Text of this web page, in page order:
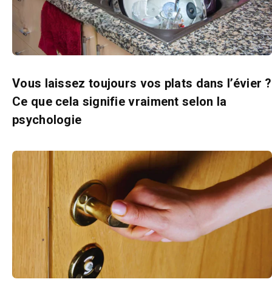
Vous laissez toujours vos plats dans l’évier ?
Ce que cela signifie vraiment selon la
psychologie